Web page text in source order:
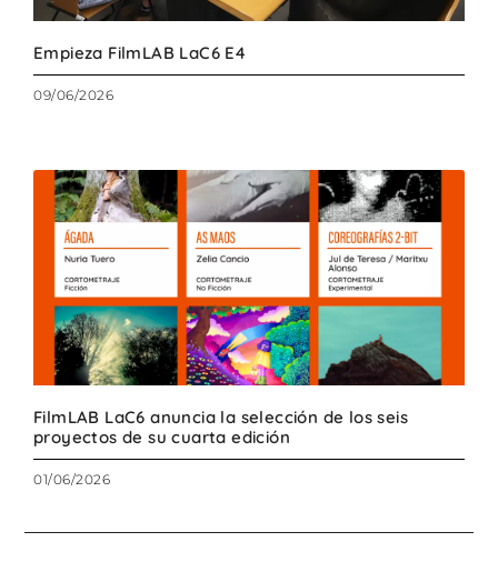
Empieza FilmLAB LaC6 E4
09/06/2026
FilmLAB LaC6 anuncia la selección de los seis
proyectos de su cuarta edición
01/06/2026